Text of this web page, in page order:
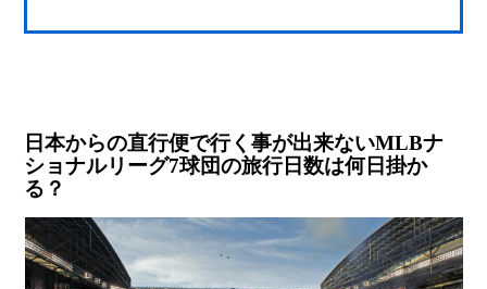
日本からの直行便で行く事が出来ないMLBナ
ショナルリーグ7球団の旅行日数は何日掛か
る？